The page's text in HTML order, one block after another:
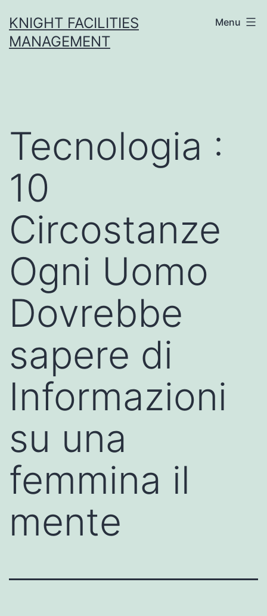
to
content
KNIGHT FACILITIES
MANAGEMENT
Menu
Tecnologia :
10
Circostanze
Ogni Uomo
Dovrebbe
sapere di
Informazioni
su una
femmina il
mente